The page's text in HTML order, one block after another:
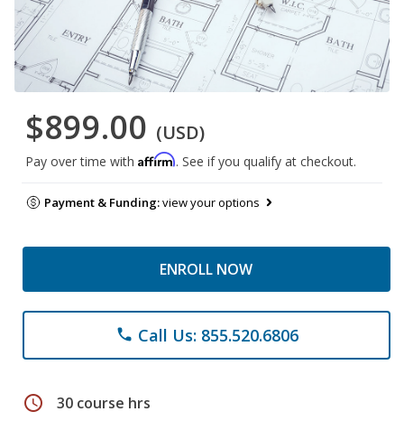
$899.00 (USD)
Pay over time with Affirm. See if you qualify at checkout.
Payment & Funding:view your options
ENROLL NOW
phone Call Us: 855.520.6806
schedule 30 course hrs